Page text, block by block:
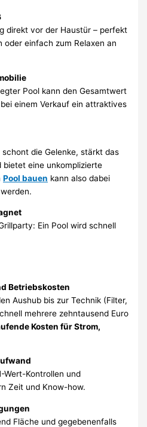
direkt vor der Haustür – perfekt
oder einfach zum Relaxen an
Pool kann den Gesamtwert
einem Verkauf ein attraktives
die Gelenke, stärkt das
eine unkomplizierte
Pool bauen kann also dabei
Ein Pool wird schnell
Betriebskosten
Aushub bis zur Technik (Filter,
mehrere zehntausend Euro
Kosten für Strom,
Wert-Kontrollen und
Zeit und Know-how.
Fläche und gegebenenfalls